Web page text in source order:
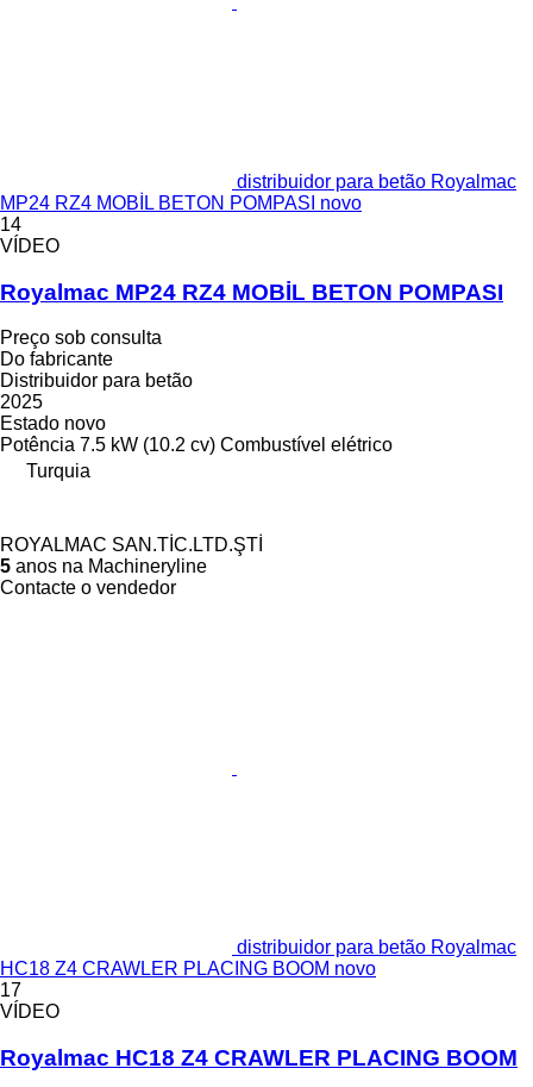
distribuidor para betão Royalmac
MP24 RZ4 MOBİL BETON POMPASI novo
14
VÍDEO
Royalmac MP24 RZ4 MOBİL BETON POMPASI
Preço sob consulta
Do fabricante
Distribuidor para betão
2025
Estado novo
Potência 7.5 kW (10.2 cv) Combustível elétrico
Turquia
ROYALMAC SAN.TİC.LTD.ŞTİ
5 anos na Machineryline
Contacte o vendedor
distribuidor para betão Royalmac
HC18 Z4 CRAWLER PLACING BOOM novo
17
VÍDEO
Royalmac HC18 Z4 CRAWLER PLACING BOOM